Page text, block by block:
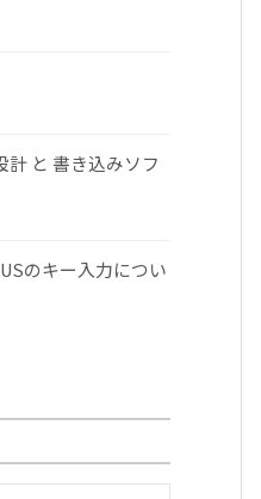
計 と 書き込みソフ
のキー入力につい